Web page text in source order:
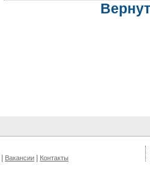
Вакансии Контакты